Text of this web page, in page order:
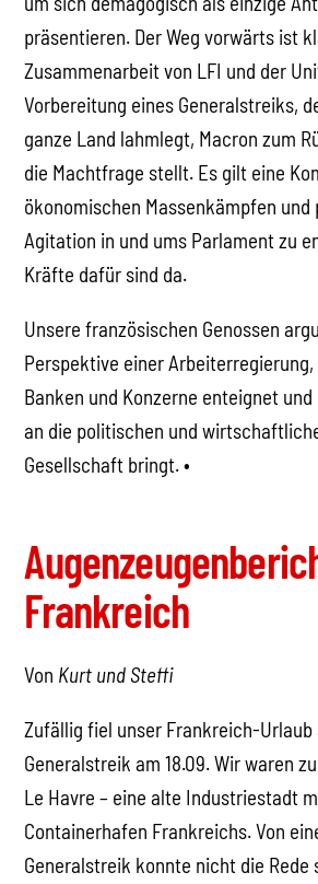
präsentieren. Der Weg vorwärts ist
Zusammenarbeit von LFI und der
Vorbereitung eines Generalstreiks,
ganze Land lahmlegt, Macron zum
die Machtfrage stellt. Es gilt eine
ökonomischen Massenkämpfen
Agitation in und ums Parlament zu
Kräfte dafür sind da.
Unsere französischen Genossen
Perspektive einer
Banken und Konzerne enteignet
an die politischen und
Gesellschaft bringt. •
Frankreich
Von Kurt und Steffi
Zufällig fiel unser Frankreich-Urlaub
Generalstreik am 18.09. Wir waren
Le Havre – eine alte Industriestadt
Containerhafen Frankreichs. Von
Generalstreik konnte nicht die Rede